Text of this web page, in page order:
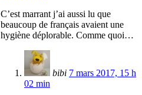
C’est marrant j’ai aussi lu que
beaucoup de français avaient une
hygiène déplorable. Comme quoi…
bibi 7 mars 2017, 15 h
02 min